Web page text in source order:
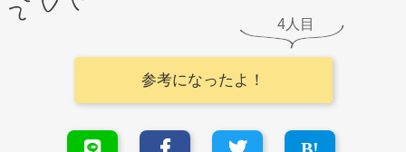
参考になったよ！
4